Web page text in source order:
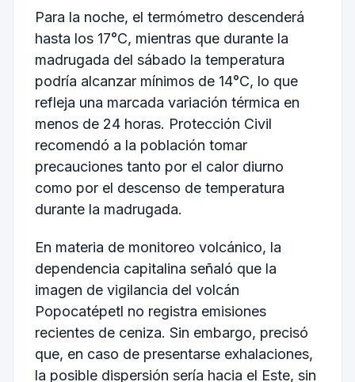
Para la noche, el termómetro descenderá
hasta los 17°C, mientras que durante la
madrugada del sábado la temperatura
podría alcanzar mínimos de 14°C, lo que
refleja una marcada variación térmica en
menos de 24 horas. Protección Civil
recomendó a la población tomar
precauciones tanto por el calor diurno
como por el descenso de temperatura
durante la madrugada.
En materia de monitoreo volcánico, la
dependencia capitalina señaló que la
imagen de vigilancia del volcán
Popocatépetl no registra emisiones
recientes de ceniza. Sin embargo, precisó
que, en caso de presentarse exhalaciones,
la posible dispersión sería hacia el Este, sin